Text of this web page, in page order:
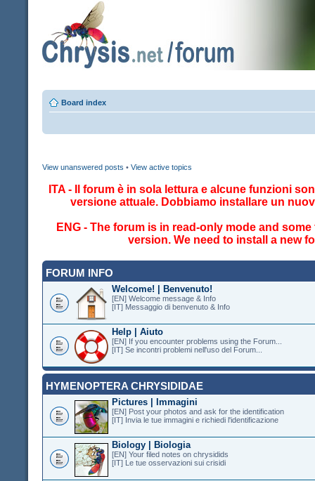
Board index
View unanswered posts • View active topics
ITA - Il forum è in sola lettura e alcune funzioni
versione attuale. Dobbiamo installare un
ENG - The forum is in read-only mode and
version. We need to install a new
FORUM INFO
Welcome! | Benvenuto!
[EN] Welcome message & Info
[IT] Messaggio di benvenuto & Info
Help | Aiuto
[EN] If you encounter problems using the Forum...
[IT] Se incontri problemi nell'uso del Forum...
HYMENOPTERA CHRYSIDIDAE
Pictures | Immagini
[EN] Post your photos and ask for the identification
[IT] Invia le tue immagini e richiedi l'identificazione
Biology | Biologia
[EN] Your filed notes on chrysidids
[IT] Le tue osservazioni sui crisidi